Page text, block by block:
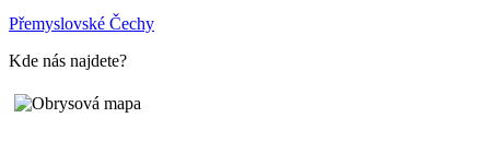
Přemyslovské Čechy
Kde nás najdete?